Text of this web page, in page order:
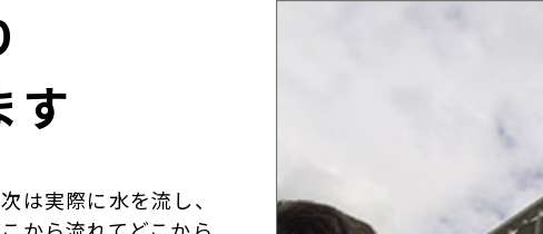
す
は実際に水を流し、